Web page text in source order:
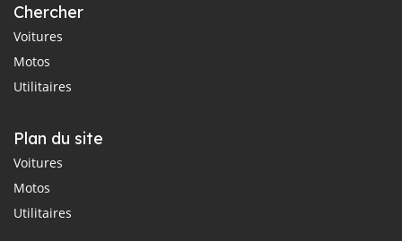
Chercher
Voitures
Motos
Utilitaires
Plan du site
Voitures
Motos
Utilitaires